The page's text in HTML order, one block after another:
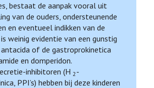
bestaat de aanpak vooral uit
van de ouders, ondersteunende
en eventueel indikken van de
weinig evidentie van een gunstig
of de gastroprokinetica
en domperidon.
inhibitoren (H2-
PPI’s) hebben bij deze kinderen